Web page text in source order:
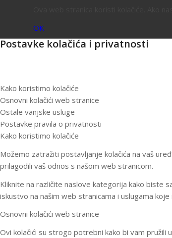
OK
Postavke kolačića i privatnosti
Kako koristimo kolačiće
Osnovni kolačići web stranice
Ostale vanjske usluge
Postavke pravila o privatnosti
Kako koristimo kolačiće
Možemo zatražiti postavljanje kolačića na vaš
prilagodili vaš odnos s našom web stranicom.
Kliknite na različite naslove kategorija kako biste
iskustvo na našim web stranicama i uslugama
Osnovni kolačići web stranice
Ovi kolačići su strogo potrebni kako bi vam pružili